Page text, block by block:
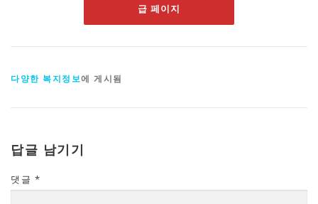
급 페이지
다양한 복지정보에 게시됨
답글 남기기
댓글 *